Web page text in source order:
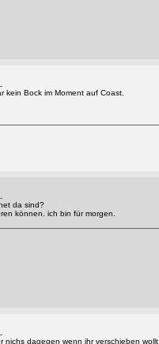
kein Bock im Moment auf Coast.
da sind?
können. ich bin für morgen.
dagegen wenn ihr verschieben wollt.